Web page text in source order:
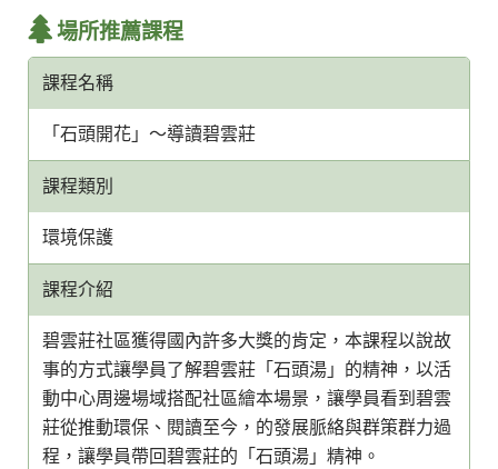
場所推薦課程
課程名稱
「石頭開花」～導讀碧雲莊
課程類別
環境保護
課程介紹
碧雲莊社區獲得國內許多大獎的肯定，本課程以說故
事的方式讓學員了解碧雲莊「石頭湯」的精神，以活
動中心周邊場域搭配社區繪本場景，讓學員看到碧雲
莊從推動環保、閱讀至今，的發展脈絡與群策群力過
程，讓學員帶回碧雲莊的「石頭湯」精神。